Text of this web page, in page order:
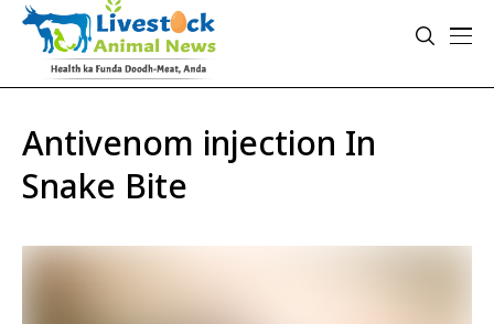
Antivenom injection In
Snake Bite